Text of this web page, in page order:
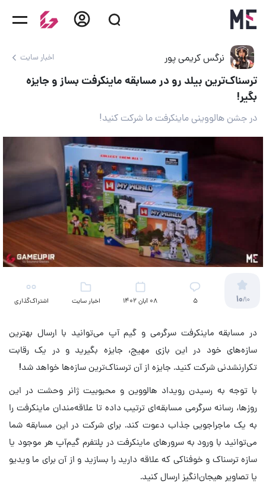
نرگس کریمی پور اخبار سایت
ترسناک‌ترین بیلد رو در مسابقه ماینکرفت بساز و جایزه
بگیر!
در جشن هالووینی ماینکرفت ما شرکت کنید!
10/10
5 08 آبان 1402 اخبار سایت اشتراک‌گذاری
در مسابقه ماینکرفت سرگرمی و گیم آپ می‌توانید با ارسال بهترین
سازه‌های خود در این بازی مهیج، جایزه بگیرید و در یک رقابت
تکرارنشدنی شرکت کنید. جایزه از آن ترسناک‌ترین سازه‌ها خواهد شد!
با توجه به رسیدن رویداد هالووین و محبوبیت ژانر وحشت در این
روزها، رسانه سرگرمی مسابقه‌ای ترتیب داده تا علاقه‌مندان ماینکرفت را
به یک ماجراجویی جذاب دعوت کند. برای شرکت در این مسابقه شما
می‌توانید با ورود به سرور‌های ماینکرفت در پلتفرم گیم‌آپ هر موجود یا
سازه ترسناک و خوفناکی که علاقه دارید را بسازید و از آن برای ما ویدیو
یا تصاویر هیجان‌انگیز ارسال کنید.